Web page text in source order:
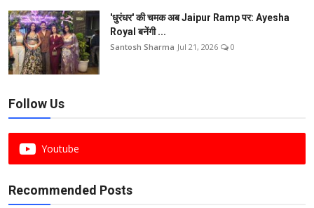
'धुरंधर' की चमक अब Jaipur Ramp पर: Ayesha
Royal बनेंगी ...
Santosh Sharma Jul 21, 2026 0
Follow Us
Youtube
Recommended Posts